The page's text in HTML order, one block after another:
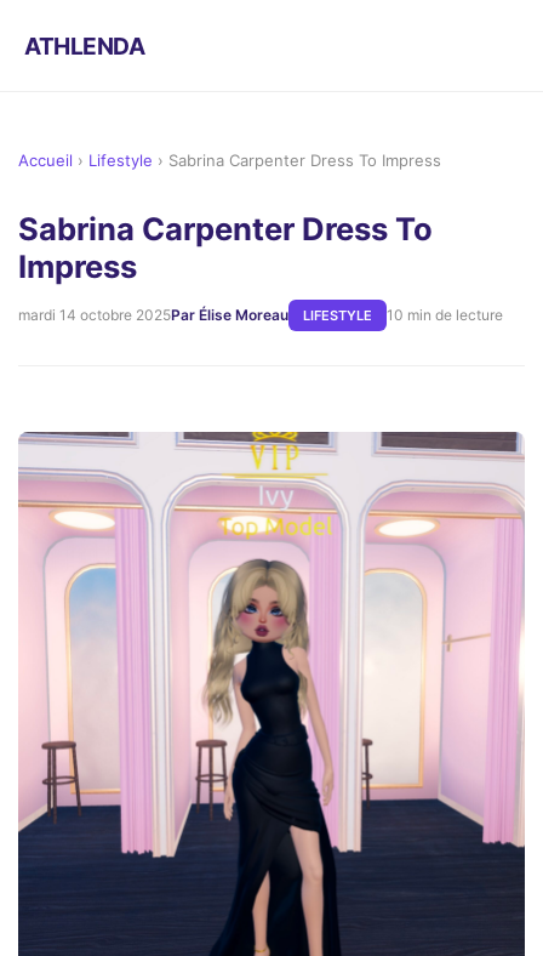
ATHLENDA
Accueil › Lifestyle › Sabrina Carpenter Dress To Impress
Sabrina Carpenter Dress To
Impress
mardi 14 octobre 2025Par Élise Moreau LIFESTYLE 10 min de lecture